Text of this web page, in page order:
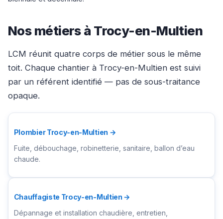
Nos métiers à Trocy-en-Multien
LCM réunit quatre corps de métier sous le même
toit. Chaque chantier à Trocy-en-Multien est suivi
par un référent identifié — pas de sous-traitance
opaque.
Plombier Trocy-en-Multien →
Fuite, débouchage, robinetterie, sanitaire, ballon d’eau
chaude.
Chauffagiste Trocy-en-Multien →
Dépannage et installation chaudière, entretien,